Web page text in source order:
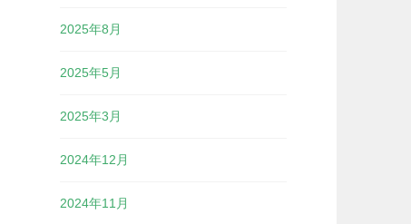
2025年8月
2025年5月
2025年3月
2024年12月
2024年11月